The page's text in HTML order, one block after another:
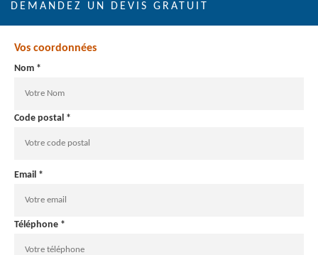
DEMANDEZ UN DEVIS GRATUIT
Vos coordonnées
Nom *
Code postal *
Email *
Téléphone *